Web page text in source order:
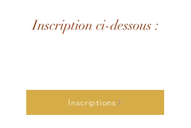
Inscription ci-dessous :
Inscriptions